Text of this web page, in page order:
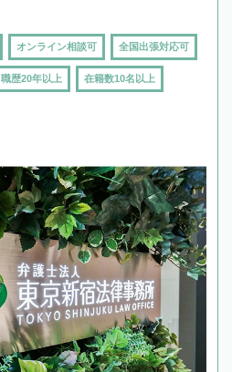
オンライン相談可 全国出張対応可
職歴20年以上 在籍数10名以上